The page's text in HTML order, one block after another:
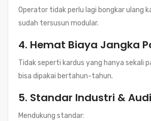
Operator tidak perlu lagi bongkar ulang
sudah tersusun modular.
4. Hemat Biaya Jangka
Tidak seperti kardus yang hanya sekali
bisa dipakai bertahun-tahun.
5. Standar Industri &
Mendukung standar: